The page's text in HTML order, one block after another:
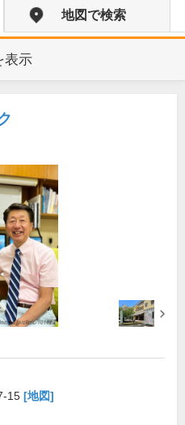
地図で検索
表示
15 [地図]